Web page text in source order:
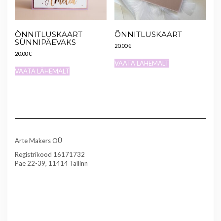
ÕNNITLUSKAART
SÜNNIPÄEVAKS
20.00€
VAATA LÄHEMALT
ÕNNITLUSKAART
20.00€
VAATA LÄHEMALT
Arte Makers OÜ
Registrikood 16171732
Pae 22-39, 11414 Tallinn